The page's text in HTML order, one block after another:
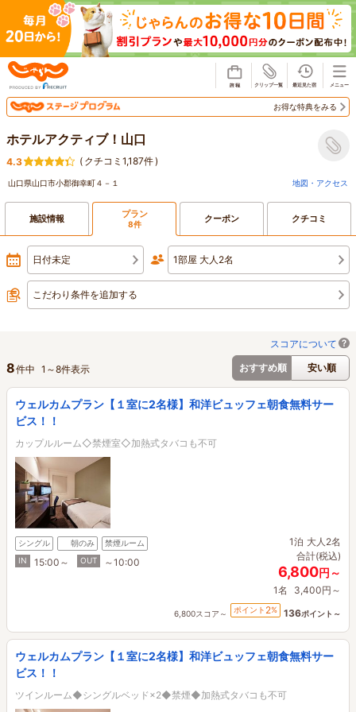
お得な特典をみる
ホテルアクティブ！山口
4.3 ( クチコミ1,187件)
山口県山口市小郡御幸町４－１ 地図・アクセス
施設情報 プラン
8件 クーポン クチコミ
日付未定 1部屋 大人2名
こだわり条件を追加する
スコアについて
おすすめ順
安い順
8件中 1 ～8件表示
ウェルカムプラン【１室に2名様】和洋ビュッフェ朝食無料サー
ビス！！
カップルルーム◇禁煙室◇加熱式タバコも不可
シングル 朝のみ
禁煙ルーム
IN
15:00～ OUT ～10:00
1泊 大人2名
合計(税込)
6,800円～
1名 3,400円～
6,800スコア～ ポイント 2% 136ポイント～
ウェルカムプラン【１室に2名様】和洋ビュッフェ朝食無料サー
ビス！！
ツインルーム◆シングルベッド×2◆禁煙◆加熱式タバコも不可